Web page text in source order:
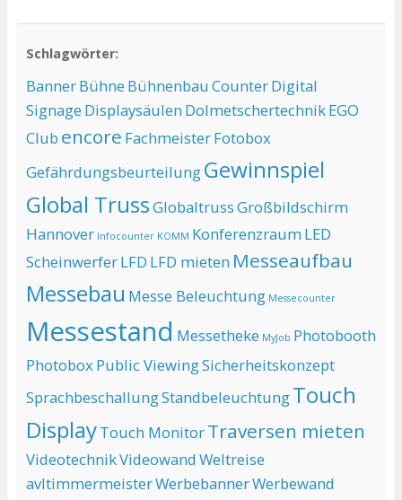
Schlagwörter:
BannerBühne BühnenbauCounterDigital
Signage DisplaysäulenDolmetschertechnikEGO
Club encore FachmeisterFotobox
GefährdungsbeurteilungGewinnspiel
Global TrussGlobaltrussGroßbildschirm
Hannover Infocounter KOMM KonferenzraumLED
ScheinwerferLFD LFD mieten Messeaufbau
Messebau Messe Beleuchtung Messecounter
Messestand Messetheke MyJob Photobooth
Photobox Public ViewingSicherheitskonzept
SprachbeschallungStandbeleuchtungTouch
DisplayTouch MonitorTraversen mieten
VideotechnikVideowandWeltreise
avltimmermeisterWerbebannerWerbewand